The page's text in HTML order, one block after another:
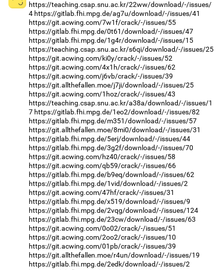
https://teaching.csap.snu.ac.kr/22ww/download/-/issues/
4 https://gitlab.fhi.mpg.de/ag7u/download/-/issues/41
https://git.acwing.com/7w1f/crack/-/issues/55
https://gitlab.fhi.mpg.de/0t61/download/-/issues/47
https://gitlab.fhi.mpg.de/1g4r/download/-/issues/15
https://teaching.csap.snu.ac.kr/s6qi/download/-/issues/25
https://git.acwing.com/ki0y/crack/-/issues/52
https://git.acwing.com/4x1h/crack/-/issues/62
https://git.acwing.com/j6vb/crack/-/issues/39
https://git.allthefallen.moe/j7ji/download/-/issues/25
https://git.acwing.com/1hoz/crack/-/issues/43
https://teaching.csap.snu.ac.kr/a38a/download/-/issues/1
7 https://gitlab.fhi.mpg.de/1eo2/download/-/issues/82
https://gitlab.fhi.mpg.de/m351/download/-/issues/57
https://git.allthefallen.moe/8mi0/download/-/issues/31
https://gitlab.fhi.mpg.de/5erj/download/-/issues/44
https://gitlab.fhi.mpg.de/3g2f/download/-/issues/70
https://git.acwing.com/hz40/crack/-/issues/58
https://git.acwing.com/qb59/crack/-/issues/66
https://gitlab.fhi.mpg.de/b9eq/download/-/issues/62
https://gitlab.fhi.mpg.de/1vid/download/-/issues/2
https://git.acwing.com/47hf/crack/-/issues/31
https://gitlab.fhi.mpg.de/x519/download/-/issues/9
https://gitlab.fhi.mpg.de/2vqg/download/-/issues/124
https://gitlab.fhi.mpg.de/23cw/download/-/issues/63
https://git.acwing.com/0o02/crack/-/issues/51
https://git.acwing.com/2oo2/crack/-/issues/10
https://git.acwing.com/01pb/crack/-/issues/39
https://git.allthefallen.moe/r4un/download/-/issues/19
https://gitlab.fhi.mpg.de/2edk/download/-/issues/2